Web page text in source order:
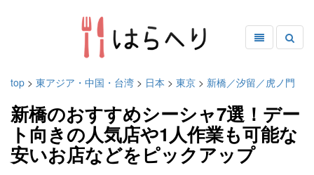
top > 東アジア・中国・台湾 > 日本 > 東京 > 新橋／汐留／虎ノ門
新橋のおすすめシーシャ7選！デー
ト向きの人気店や1人作業も可能な
安いお店などをピックアップ